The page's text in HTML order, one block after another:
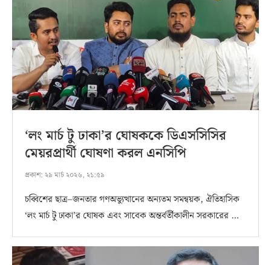
‘লং মার্চ টু ঢাকা’র ঘোষককে ডিএসসিসির
মেয়রপ্রার্থী ঘোষণা করল এনসিপি
প্রকাশ: ২৯ মার্চ ২০২৬, ২১:৫৯
চব্বিশের ছাত্র–জনতার গণঅভ্যুত্থানের অন্যতম সমন্বয়ক, ঐতিহাসিক
‘লং মার্চ টু ঢাকা’র ঘোষক এবং সাবেক অন্তর্বর্তীকালীন সরকারের …